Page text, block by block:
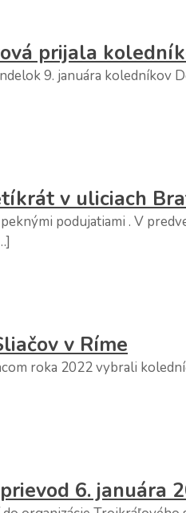
prijala
9. januára
v uliciach
podujatiami . V
v Ríme
roka 2022 vybrali
6. januára